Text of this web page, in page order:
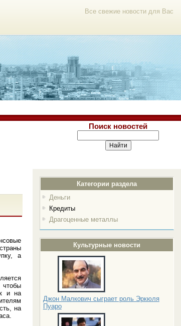
Все свежие новости для Вас
Поиск новостей
Категории раздела
Деньги
Кредиты
Драгоценные металлы
Культурные новости
Джон Малкович сыграет роль Эркюля
Пуаро
а
и на
на